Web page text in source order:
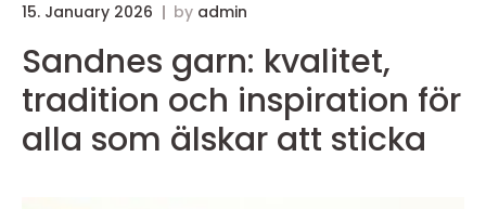
15. January 2026 by admin
Sandnes garn: kvalitet,
tradition och inspiration för
alla som älskar att sticka